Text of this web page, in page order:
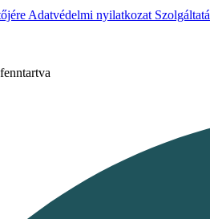
Adatvédelmi nyilatkozat